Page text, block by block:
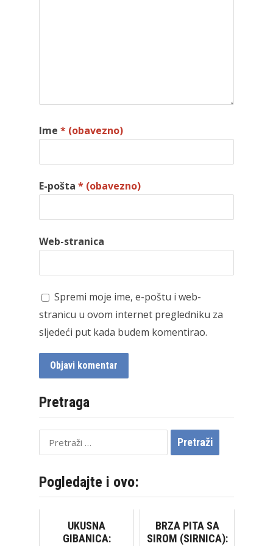
Ime * (obavezno)
E-pošta * (obavezno)
Web-stranica
Spremi moje ime, e-poštu i web-
stranicu u ovom internet pregledniku za
sljedeći put kada budem komentirao.
Pretraga
Pretraži:
Pogledajte i ovo:
UKUSNA
GIBANICA:
BRZA PITA SA
SIROM (SIRNICA):